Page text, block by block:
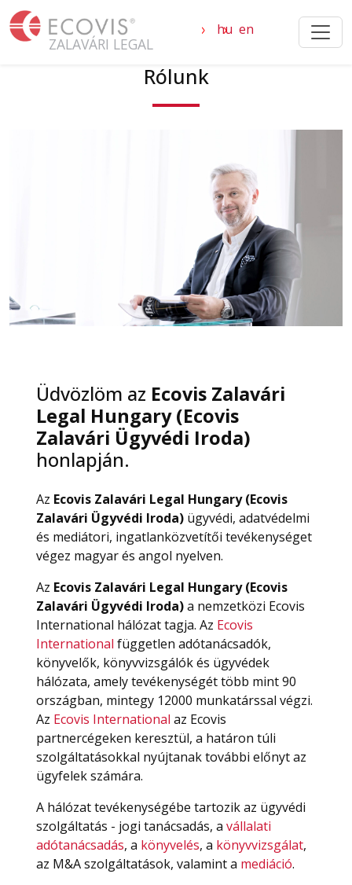
Ugrás a tartalomra
ZALAVÁRI LEGAL
hu en
Rólunk
Üdvözlöm az Ecovis Zalavári
Legal Hungary (Ecovis
Zalavári Ügyvédi Iroda)
honlapján.
Az Ecovis Zalavári Legal Hungary (Ecovis
Zalavári Ügyvédi Iroda)ügyvédi, adatvédelmi
és mediátori, ingatlanközvetítői tevékenységet
végez magyar és angol nyelven.
Az Ecovis Zalavári Legal Hungary (Ecovis
Zalavári Ügyvédi Iroda)a nemzetközi Ecovis
International hálózat tagja. Az Ecovis
International független adótanácsadók,
könyvelők, könyvvizsgálók és ügyvédek
hálózata, amely tevékenységét több mint 90
országban, mintegy 12000 munkatárssal végzi.
Az Ecovis International az Ecovis
partnercégeken keresztül, a határon túli
szolgáltatásokkal nyújtanak további előnyt az
ügyfelek számára.
A hálózat tevékenységébe tartozik az ügyvédi
szolgáltatás - jogi tanácsadás, a vállalati
adótanácsadás, a könyvelés, a könyvvizsgálat,
az M&A szolgáltatások, valamint a mediáció.